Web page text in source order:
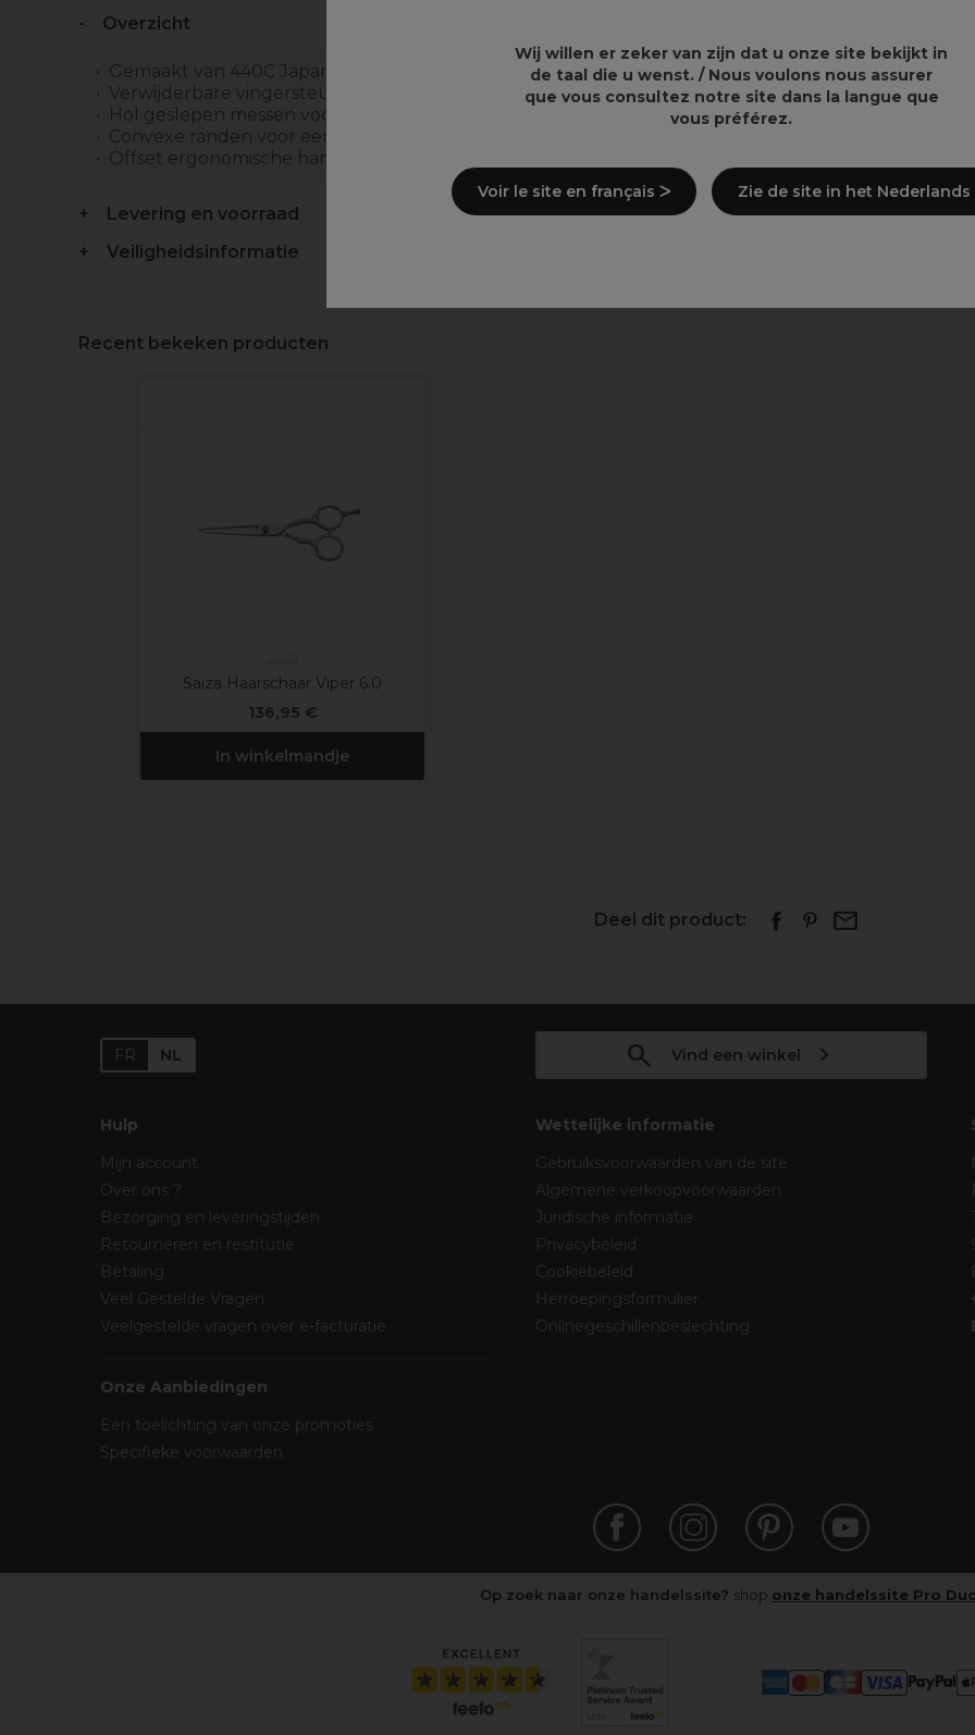
Overzicht
Gemaakt van 440C Japans roestvrij staal
Verwijderbare vingersteun
Hol geslepen messen voor een nettere snede
Convexe randen voor een soepele actie
Offset ergonomische handgreep 1 haarschaar 1 smeerolie 1 spansleutel 2 vingerringen
Levering en voorraad
Veiligheidsinformatie
Recent bekeken producten
Saiza Haarschaar Viper 6.0
136,95 €
In winkelmandje
Deel dit product:
FR NL Vind een winkel
Hulp
Mijn account
Over ons ?
Bezorging en leveringstijden
Retourneren en restitutie
Betaling
Veel Gestelde Vragen
Veelgestelde vragen over e-facturatie
Onze Aanbiedingen
Een toelichting van onze promoties
Specifieke voorwaarden
Wettelijke informatie
Gebruiksvoorwaarden van de site
Algemene verkoopvoorwaarden
Juridische informatie
Privacybeleid
Cookiebeleid
Herroepingsformulier
Onlinegeschillenbeslechting
Op zoek naar onze handelssite? shop onze handelssite Pro
Wij willen er zeker van zijn dat u onze site bekijkt in
de taal die u wenst. / Nous voulons nous assurer
que vous consultez notre site dans la langue que
vous préférez.
Voir le site en français ᐳ Zie de site in het Nederlands